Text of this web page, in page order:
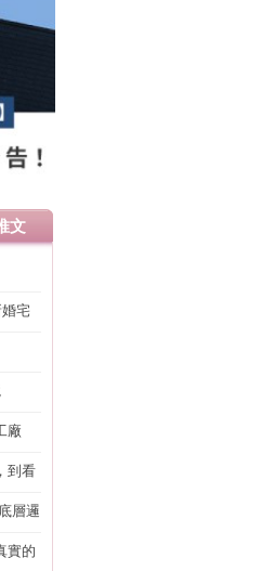
文
宅
廠
到看
層邏
實的